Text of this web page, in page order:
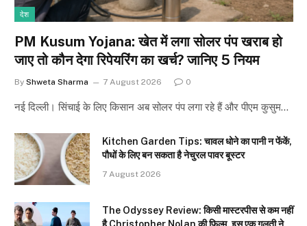
देश
PM Kusum Yojana: खेत में लगा सोलर पंप खराब हो
जाए तो कौन देगा रिपेयरिंग का खर्च? जानिए 5 नियम
By Shweta Sharma 7 August 2026 0
नई दिल्ली। सिंचाई के लिए किसान अब सोलर पंप लगा रहे हैं और पीएम कुसुम…
Kitchen Garden Tips: चावल धोने का पानी न फेंकें,
पौधों के लिए बन सकता है नेचुरल पावर बूस्टर
7 August 2026
The Odyssey Review: किसी मास्टरपीस से कम नहीं
है Christopher Nolan की फिल्म, इस एक गलती ने